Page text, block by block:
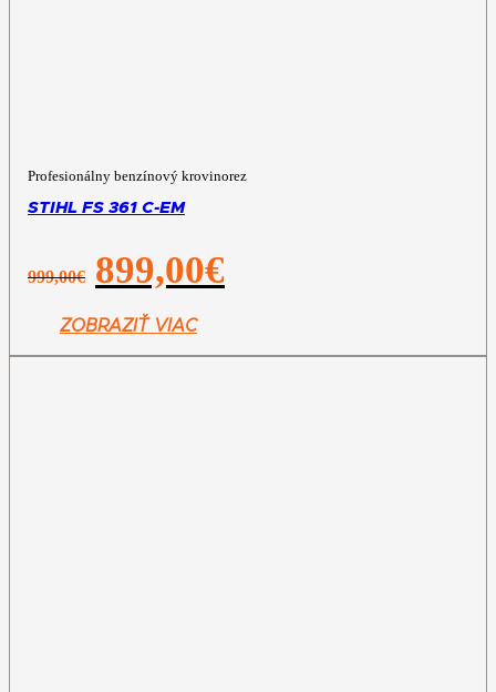
Profesionálny benzínový krovinorez
STIHL FS 361 C-EM
999,00€
Pôvodná
cena
999,00€.
899,00€
ZOBRAZIŤ VIAC